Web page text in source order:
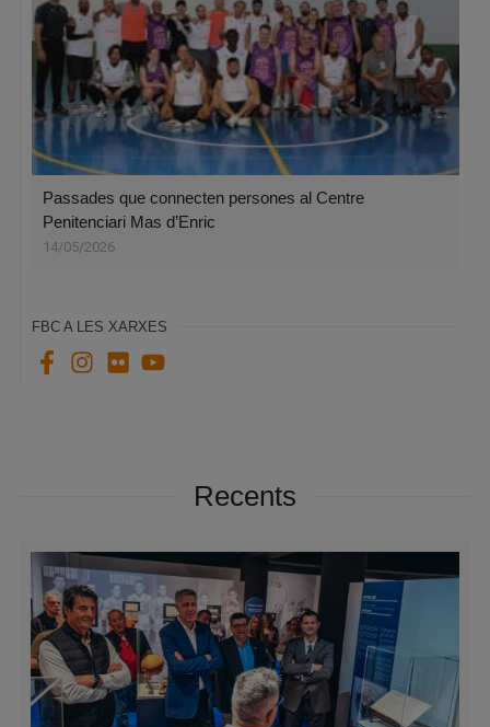
Passades que connecten persones al Centre
Penitenciari Mas d’Enric
14/05/2026
FBC A LES XARXES
Recents